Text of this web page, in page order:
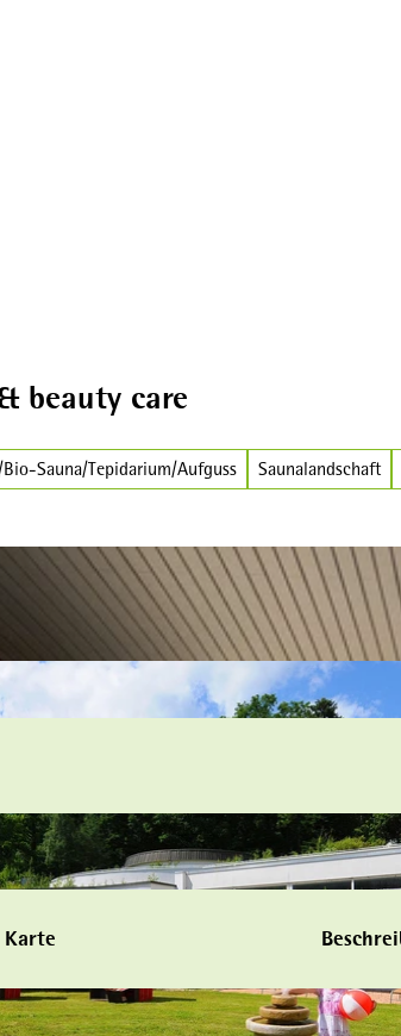
beauty care
Bio-Sauna/Tepidarium/Aufguss Saunalandschaft
Karte